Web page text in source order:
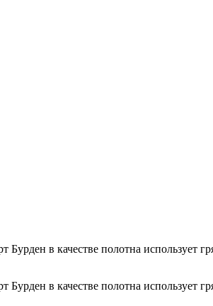
в качестве полотна использует
в качестве полотна использует